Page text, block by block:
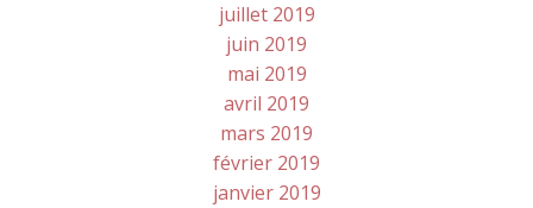
juillet 2019
juin 2019
mai 2019
avril 2019
mars 2019
février 2019
janvier 2019